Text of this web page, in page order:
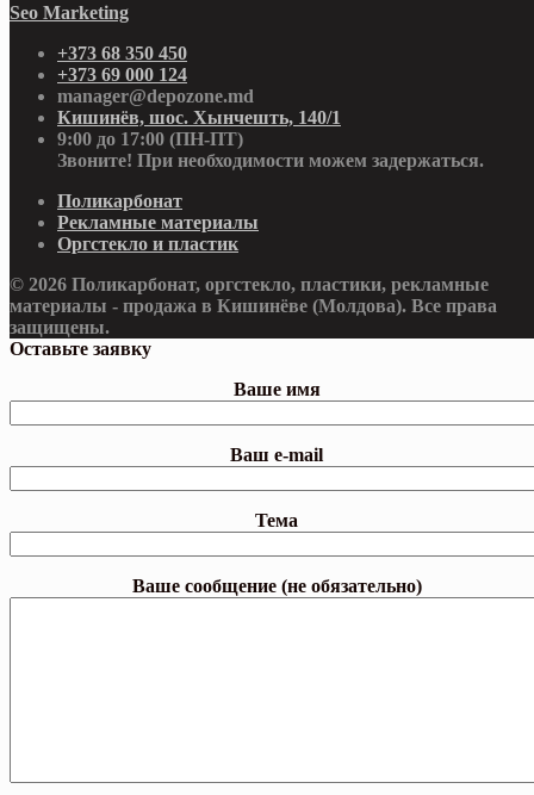
Seo Marketing
+373 68 350 450
+373 69 000 124
manager@depozone.md
Кишинёв, шос. Хынчешть, 140/1
9:00 до 17:00 (ПН-ПТ)
Звоните! При необходимости можем задержаться.
Поликарбонат
Рекламные материалы
Оргстекло и пластик
© 2026 Поликарбонат, оргстекло, пластики, рекламные
материалы - продажа в Кишинёве (Молдова). Все права
защищены.
Оставьте заявку
Ваше имя
Ваш e-mail
Тема
Ваше сообщение (не обязательно)